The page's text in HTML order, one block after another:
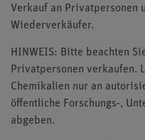
Verkauf an Privatpersonen
Wiederverkäufer.
HINWEIS: Bitte beachten
Privatpersonen verkaufen.
Chemikalien nur an
öffentliche Forschungs-,
abgeben.